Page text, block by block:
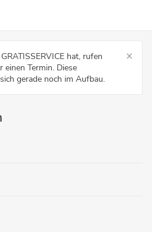
hat, rufen
Termin. Diese
gerade noch im Aufbau.